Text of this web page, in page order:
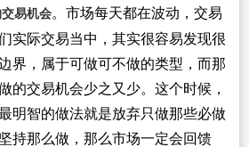
易机会。市场每天都在波动，交易
实际交易当中，其实很容易发现很
界，属于可做可不做的类型，而那
的交易机会少之又少。这个时候，
明智的做法就是放弃只做那些必做
持那么做，那么市场一定会回馈